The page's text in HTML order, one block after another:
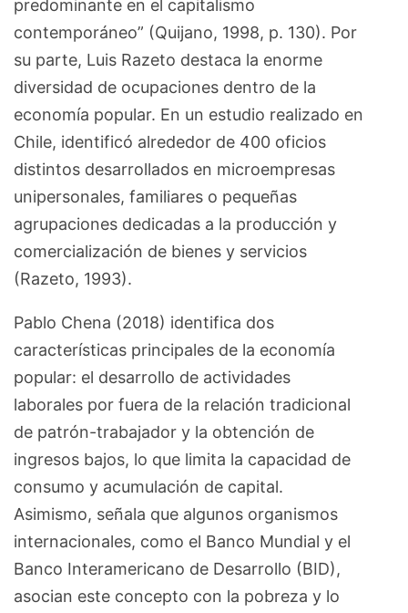
predominante en el capitalismo
contemporáneo” (Quijano, 1998, p. 130). Por
su parte, Luis Razeto destaca la enorme
diversidad de ocupaciones dentro de la
economía popular. En un estudio realizado en
Chile, identificó alrededor de 400 oficios
distintos desarrollados en microempresas
unipersonales, familiares o pequeñas
agrupaciones dedicadas a la producción y
comercialización de bienes y servicios
(Razeto, 1993).
Pablo Chena (2018) identifica dos
características principales de la economía
popular: el desarrollo de actividades
laborales por fuera de la relación tradicional
de patrón-trabajador y la obtención de
ingresos bajos, lo que limita la capacidad de
consumo y acumulación de capital.
Asimismo, señala que algunos organismos
internacionales, como el Banco Mundial y el
Banco Interamericano de Desarrollo (BID),
asocian este concepto con la pobreza y lo